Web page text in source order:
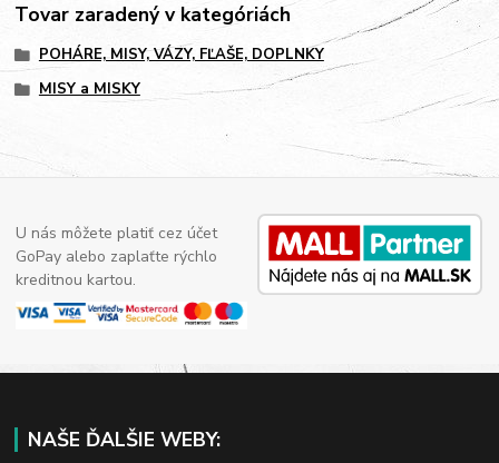
Tovar zaradený v kategóriách
POHÁRE, MISY, VÁZY, FĽAŠE, DOPLNKY
MISY a MISKY
U nás môžete platiť cez účet
GoPay alebo zaplaťte rýchlo
kreditnou kartou.
NAŠE ĎALŠIE WEBY: